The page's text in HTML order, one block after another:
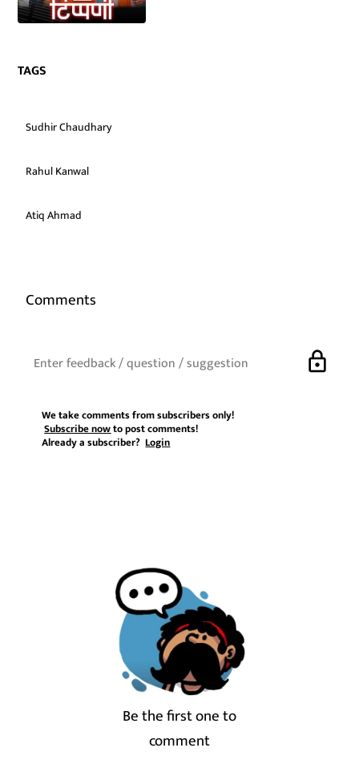
TAGS
Sudhir Chaudhary
Rahul Kanwal
Atiq Ahmad
Comments
lock
We take comments from subscribers only!
Subscribe nowto post comments!
Already a subscriber?Login
Be the first one to
comment